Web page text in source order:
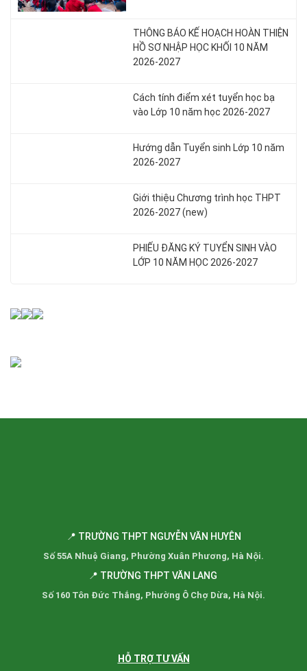
THÔNG BÁO KẾ HOẠCH HOÀN THIỆN
HỒ SƠ NHẬP HỌC KHỐI 10 NĂM
2026-2027
Cách tính điểm xét tuyển học bạ
vào Lớp 10 năm học 2026-2027
Hướng dẫn Tuyển sinh Lớp 10 năm
2026-2027
Giới thiệu Chương trình học THPT
2026-2027 (new)
PHIẾU ĐĂNG KÝ TUYỂN SINH VÀO
LỚP 10 NĂM HỌC 2026-2027
📍 TRƯỜNG THPT NGUYỄN VĂN HUYÊN
Số 55A Nhuệ Giang, Phường Xuân Phương, Hà Nội.
📍 TRƯỜNG THPT VĂN LANG
Số 160 Tôn Đức Thắng, Phường Ô Chợ Dừa, Hà Nội.
HỖ TRỢ TƯ VẤN